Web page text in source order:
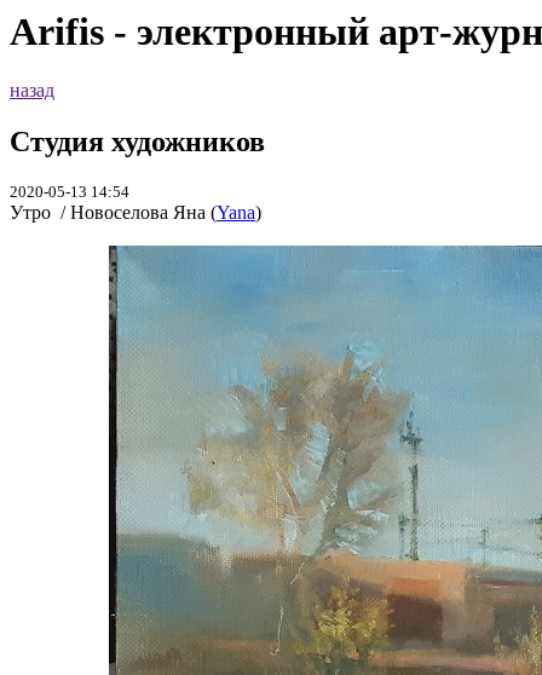
Arifis - электронный арт-
назад
Студия художников
2020-05-13 14:54
Утро / Новоселова Яна (Yana)